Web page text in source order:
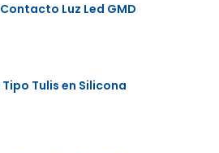
Luz Led GMD
Tulis en Silicona